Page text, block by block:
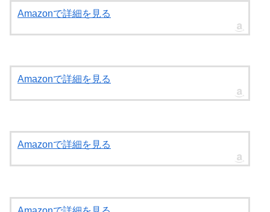
Amazonで詳細を見る
Amazonで詳細を見る
Amazonで詳細を見る